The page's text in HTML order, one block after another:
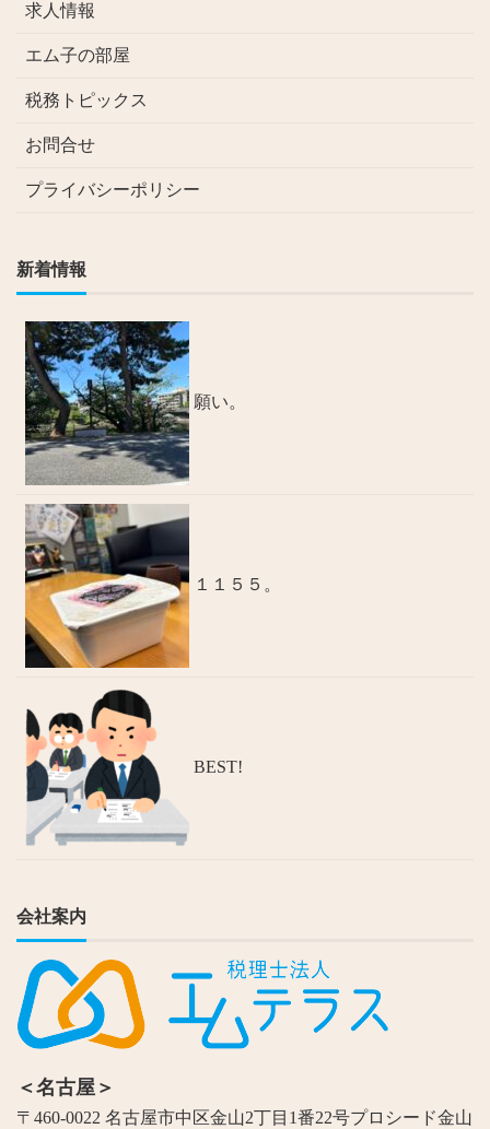
求人情報
エム子の部屋
税務トピックス
お問合せ
プライバシーポリシー
新着情報
願い。
１１５５。
BEST!
会社案内
＜名古屋＞
〒460-0022 名古屋市中区金山2丁目1番22号プロシード金山